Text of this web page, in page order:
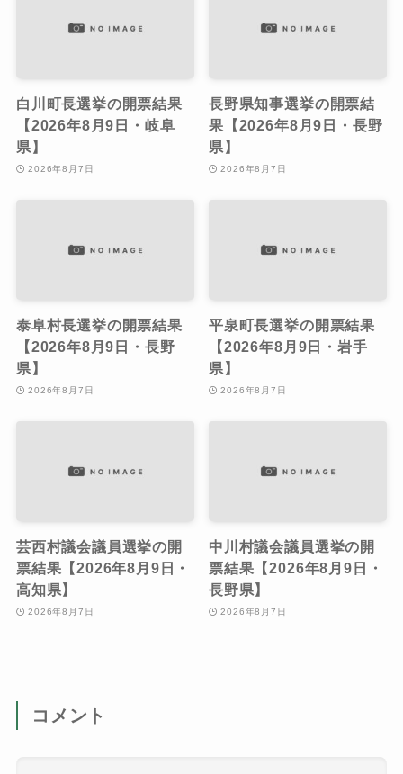
白川町長選挙の開票結果
【2026年8月9日・岐阜
県】
2026年8月7日
長野県知事選挙の開票結
果【2026年8月9日・長野
県】
2026年8月7日
泰阜村長選挙の開票結果
【2026年8月9日・長野
県】
2026年8月7日
平泉町長選挙の開票結果
【2026年8月9日・岩手
県】
2026年8月7日
芸西村議会議員選挙の開
票結果【2026年8月9日・
高知県】
2026年8月7日
中川村議会議員選挙の開
票結果【2026年8月9日・
長野県】
2026年8月7日
コメント